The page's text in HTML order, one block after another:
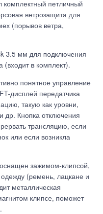
комплектный петличный
ветрозащита для
(порывов ветра,
3.5 мм для подключения
в комплект).
понятное управление
дисплей передатчика
такую как уровни,
др. Кнопка отключения
трансляцию, если
или если возникла
зажимом-клипсой,
(ремень, лацкане и
металлическая
клипсе, поможет